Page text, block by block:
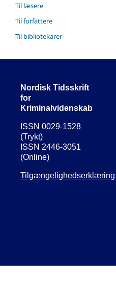
Til læsere
Til forfattere
Til bibliotekarer
Nordisk Tidsskrift
for
Kriminalvidenskab
ISSN 0029-1528
(Trykt)
ISSN 2446-3051
(Online)
Tilgængelighedserklæring